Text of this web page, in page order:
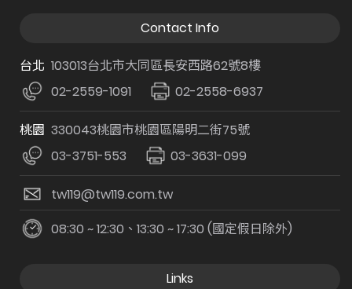
Contact Info
台北 103013台北市大同區長安西路62號8樓
02-2559-1091
02-2558-6937
桃園 330043桃園市桃園區陽明二街75號
03-3751-553
03-3631-099
tw119@tw119.com.tw
08:30 ~ 12:30、13:30 ~ 17:30 (國定假日除外)
Links